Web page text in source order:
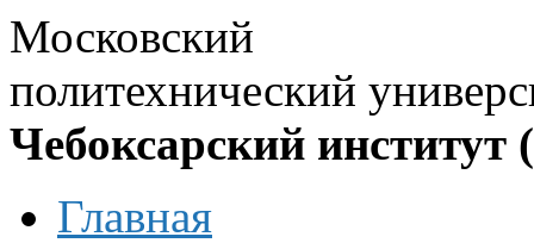
Московский
политехнический
Чебоксарский институт
Главная